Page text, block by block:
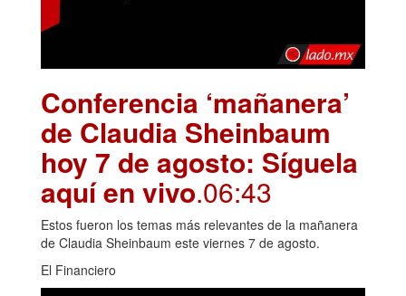
Conferencia ‘mañanera’
de Claudia Sheinbaum
hoy 7 de agosto: Síguela
aquí en vivo.06:43
Estos fueron los temas más relevantes de la mañanera
de Claudia Sheinbaum este viernes 7 de agosto.
El Financiero